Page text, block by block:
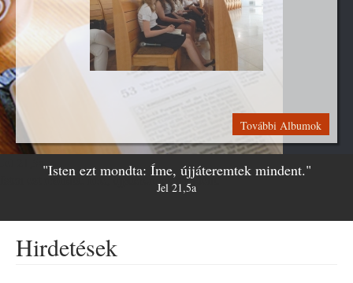
További Albumok
Jel 21,5a
Isten ezt mondta: Íme, újjáteremtek mindent.
"Isten ezt mondta: Íme, újjáteremtek mindent."
Jel 21,5a
Hirdetések